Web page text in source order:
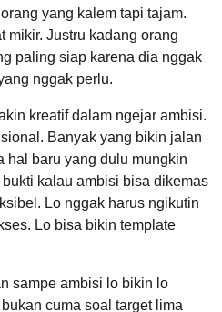
yang kalem tapi tajam.
mikir. Justru kadang orang
paling siap karena dia nggak
nggak perlu.
kreatif dalam ngejar ambisi.
Banyak yang bikin jalan
hal baru yang dulu mungkin
kalau ambisi bisa dikemas
Lo nggak harus ngikutin
Lo bisa bikin template
sampe ambisi lo bikin lo
cuma soal target lima